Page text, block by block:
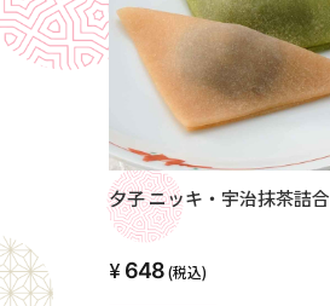
夕子 ニッキ・宇治抹茶詰
648(税込)